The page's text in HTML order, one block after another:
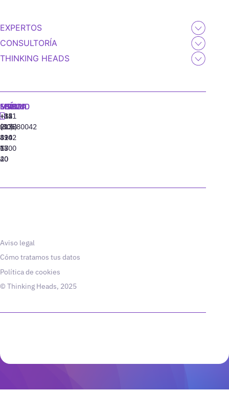
EXPERTOS
CONSULTORÍA
THINKING HEADS
MADRID
+34
91
310
77
40
MIAMI
+1
(305)
424
13
20
SEÚL
+82
(10)
8942
6800
LISBOA
‪+351
213880042
Aviso legal
Cómo tratamos tus datos
Política de cookies
© Thinking Heads, 2025